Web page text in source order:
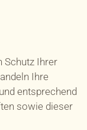
Schutz Ihrer
Ihre
entsprechend
sowie dieser